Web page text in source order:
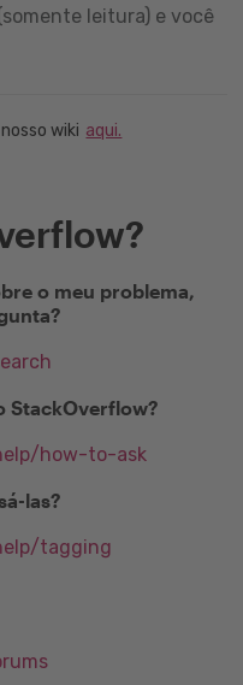
leitura) e você
wiki aqui.
o meu problema,
StackOverflow?
how-to-ask
las?
tagging